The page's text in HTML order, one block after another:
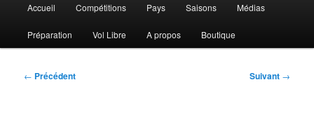
principal
Accueil Compétitions Pays Saisons Médias
Préparation Vol Libre A propos Boutique
Navigation
← Précédent Suivant →